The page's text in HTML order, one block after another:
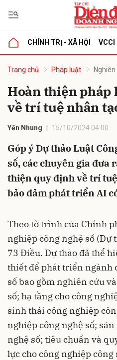
CHÍNH TRỊ - XÃ HỘI VCCI
Trang chủ Pháp luật
Hoàn thiện pháp
về trí tuệ nhân
Yến Nhung 15/10/2024 04:00
Góp ý Dự thảo Luật
số, các chuyên gia đưa
thiện quy định về trí
bảo đảm phát triển AI
Theo tờ trình của Chính
nghiệp công nghệ số (Dự
73 Điều. Dự thảo đã thể
thiết để phát triển ngành
số bao gồm nghiên cứu
số; hạ tầng cho công
sinh thái công nghiệp
nghiệp công nghệ số;
nghệ số; tiêu chuẩn và
lực cho công nghiệp
luận